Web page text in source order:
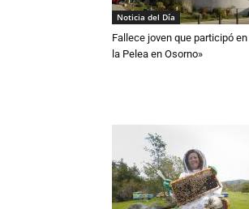
Noticia del Día
Fallece joven que participó en
la Pelea en Osorno»